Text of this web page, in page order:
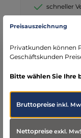
schneller
seit über
Bereich
Thermoisoliertes
Trägerplatten
Preisauszeichnung
Privatkunden können
Geschäftskunden
Bitte wählen Sie Ihre
Bruttopreiseinkl.
Nettopreiseexkl.